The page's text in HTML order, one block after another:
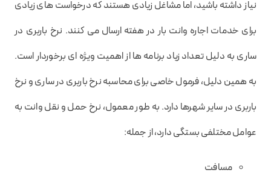
نیاز داشته باشید، اما مشاغل زیادی هستند که درخواست های زیادی
برای خدمات اجاره وانت بار در هفته ارسال می کنند. نرخ باربری در
ساری به دلیل تعداد زیاد برنامه ها از اهمیت ویژه ای برخوردار است.
به همین دلیل، فرمول خاصی برای محاسبه نرخ باربری در ساری و نرخ
باربری در سایر شهرها دارد. به طور معمول، نرخ حمل و نقل وانت به
عوامل مختلفی بستگی دارد، از جمله:
مسافت